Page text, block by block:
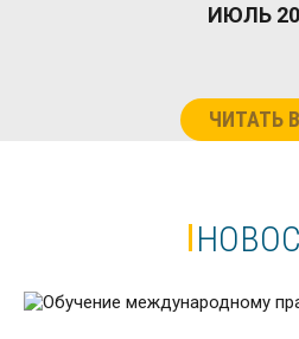
ИЮЛЬ
ЧИТАТЬ